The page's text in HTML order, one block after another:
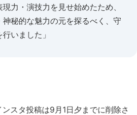
力・演技力を見せ始めたため、
秘的な魅力の元を探るべく、守
いました」
スタ投稿は9月1日夕までに削除さ